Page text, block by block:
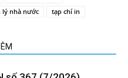
lý nhà nước tạp chí in